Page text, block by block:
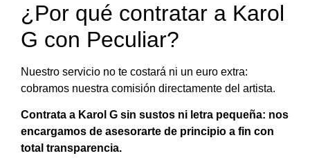
¿Por qué contratar a Karol
G con Peculiar?
Nuestro servicio no te costará ni un euro extra:
cobramos nuestra comisión directamente del artista.
Contrata a Karol G sin sustos ni letra pequeña: nos
encargamos de asesorarte de principio a fin con
total transparencia.